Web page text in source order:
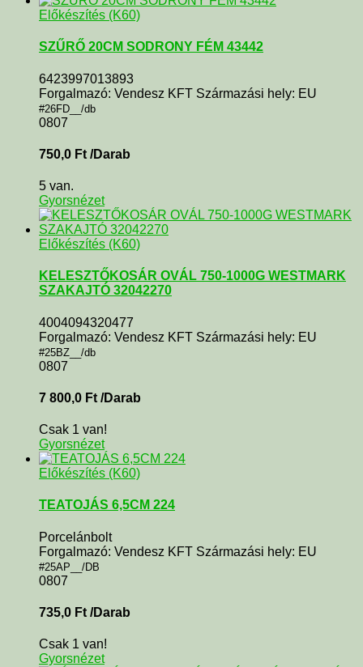
Előkészítés (K60)
SZŰRŐ 20CM SODRONY FÉM 43442
6423997013893
Forgalmazó: Vendesz KFT Származási hely: EU
#26FD__/db
0807
750,0 Ft /Darab
5 van.
Gyorsnézet
Előkészítés (K60)
KELESZTŐKOSÁR OVÁL 750-1000G WESTMARK
SZAKAJTÓ 32042270
4004094320477
Forgalmazó: Vendesz KFT Származási hely: EU
#25BZ__/db
0807
7 800,0 Ft /Darab
Csak 1 van!
Gyorsnézet
Előkészítés (K60)
TEATOJÁS 6,5CM 224
Porcelánbolt
Forgalmazó: Vendesz KFT Származási hely: EU
#25AP__/DB
0807
735,0 Ft /Darab
Csak 1 van!
Gyorsnézet